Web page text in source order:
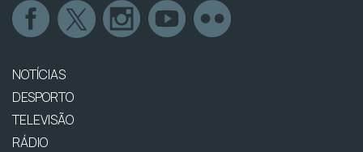
NOTÍCIAS
DESPORTO
TELEVISÃO
RÁDIO